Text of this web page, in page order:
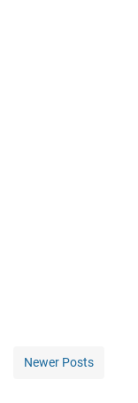
Newer Posts